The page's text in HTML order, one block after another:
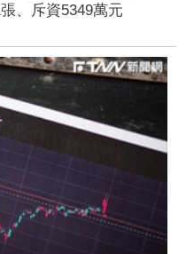
、斥資5349萬元